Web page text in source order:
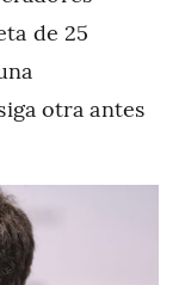
de 25
otra antes